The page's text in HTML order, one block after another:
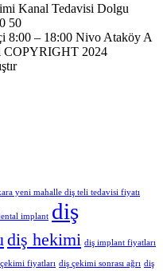
Kanal Tedavisi Dolgu
50
8:00 – 18:00 Nivo Ataköy A
COPYRIGHT 2024
yeni mahalle diş teli tedavisi fiyatı
implant diş
diş hekimi diş implant fiyatları
fiyatları diş çekimi sonrası ağrı diş